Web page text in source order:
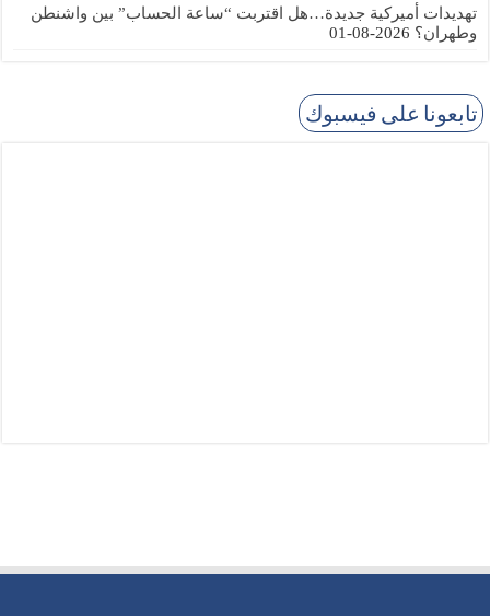
تهديدات أميركية جديدة…هل اقتربت “ساعة الحساب” بين واشنطن
وطهران؟ 2026-08-01
تابعونا على فيسبوك